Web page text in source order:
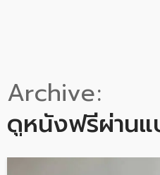
Archive
ดูหนังฟรีผ่าน